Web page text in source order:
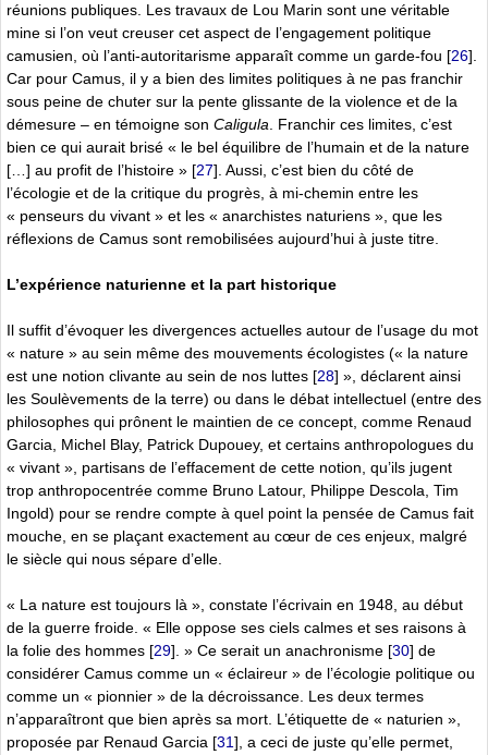
réunions publiques. Les travaux de Lou Marin sont une véritable
mine si l’on veut creuser cet aspect de l’engagement politique
camusien, où l’anti-autoritarisme apparaît comme un garde-fou [26].
Car pour Camus, il y a bien des limites politiques à ne pas franchir
sous peine de chuter sur la pente glissante de la violence et de la
démesure – en témoigne son Caligula. Franchir ces limites, c’est
bien ce qui aurait brisé « le bel équilibre de l’humain et de la nature
[…] au profit de l’histoire » [27]. Aussi, c’est bien du côté de
l’écologie et de la critique du progrès, à mi-chemin entre les
« penseurs du vivant » et les « anarchistes naturiens », que les
réflexions de Camus sont remobilisées aujourd’hui à juste titre.
L’expérience naturienne et la part historique
Il suffit d’évoquer les divergences actuelles autour de l’usage du mot
« nature » au sein même des mouvements écologistes (« la nature
est une notion clivante au sein de nos luttes [28] », déclarent ainsi
les Soulèvements de la terre) ou dans le débat intellectuel (entre des
philosophes qui prônent le maintien de ce concept, comme Renaud
Garcia, Michel Blay, Patrick Dupouey, et certains anthropologues du
« vivant », partisans de l’effacement de cette notion, qu’ils jugent
trop anthropocentrée comme Bruno Latour, Philippe Descola, Tim
Ingold) pour se rendre compte à quel point la pensée de Camus fait
mouche, en se plaçant exactement au cœur de ces enjeux, malgré
le siècle qui nous sépare d’elle.
« La nature est toujours là », constate l’écrivain en 1948, au début
de la guerre froide. « Elle oppose ses ciels calmes et ses raisons à
la folie des hommes [29]. » Ce serait un anachronisme [30] de
considérer Camus comme un « éclaireur » de l’écologie politique ou
comme un « pionnier » de la décroissance. Les deux termes
n’apparaîtront que bien après sa mort. L’étiquette de « naturien »,
proposée par Renaud Garcia [31], a ceci de juste qu’elle permet,